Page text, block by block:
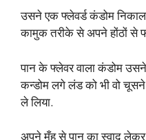
उसने एक फ्लेवर्ड कंडोम
कामुक तरीके से अपने होंठों से
पान के फ्लेवर वाला कंडोम
कन्डोम लगे लंड को भी वो
ले लिया.
अपने मुँह से पान का स्वाद